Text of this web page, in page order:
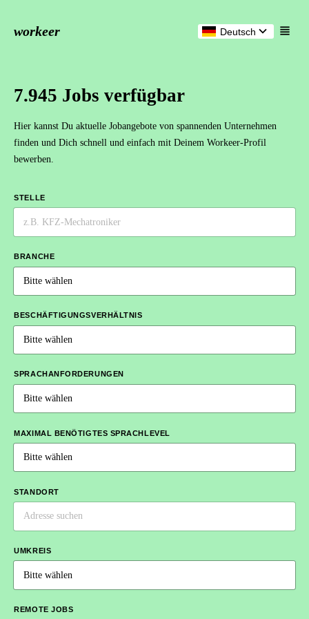
workeer Deutsch
7.945 Jobs verfügbar
Hier kannst Du aktuelle Jobangebote von spannenden Unternehmen
finden und Dich schnell und einfach mit Deinem Workeer-Profil
bewerben.
STELLE
BRANCHE
BESCHÄFTIGUNGSVERHÄLTNIS
SPRACHANFORDERUNGEN
MAXIMAL BENÖTIGTES SPRACHLEVEL
STANDORT
UMKREIS
REMOTE JOBS